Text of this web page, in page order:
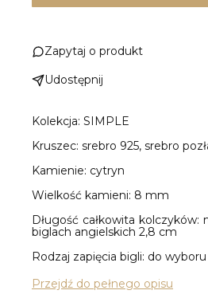
Zapytaj o produkt
Udostępnij
Kolekcja: SIMPLE
Kruszec: srebro 925, srebro
Kamienie: cytryn
Wielkość kamieni: 8 mm
Długość całkowita kolczyków:
biglach angielskich 2,8 cm
Rodzaj zapięcia bigli: do wyboru
Przejdź do pełnego opisu